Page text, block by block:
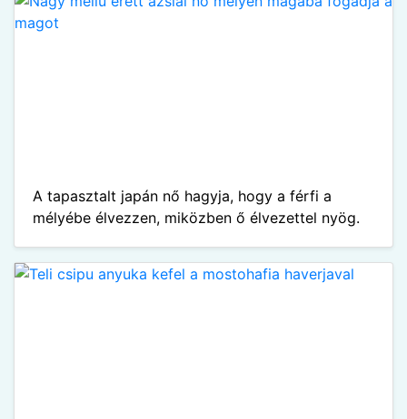
A tapasztalt japán nő hagyja, hogy a férfi a
mélyébe élvezzen, miközben ő élvezettel nyög.